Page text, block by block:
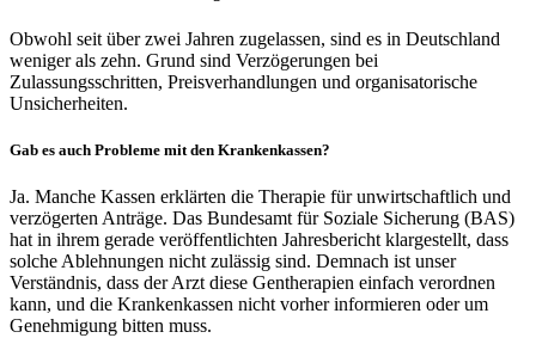
Obwohl seit über zwei Jahren zugelassen, sind es in Deutschland
weniger als zehn. Grund sind Verzögerungen bei
Zulassungsschritten, Preisverhandlungen und organisatorische
Unsicherheiten.
Gab es auch Probleme mit den Krankenkassen?
Ja. Manche Kassen erklärten die Therapie für unwirtschaftlich und
verzögerten Anträge. Das Bundesamt für Soziale Sicherung (BAS)
hat in ihrem gerade veröffentlichten Jahresbericht klargestellt, dass
solche Ablehnungen nicht zulässig sind. Demnach ist unser
Verständnis, dass der Arzt diese Gentherapien einfach verordnen
kann, und die Krankenkassen nicht vorher informieren oder um
Genehmigung bitten muss.